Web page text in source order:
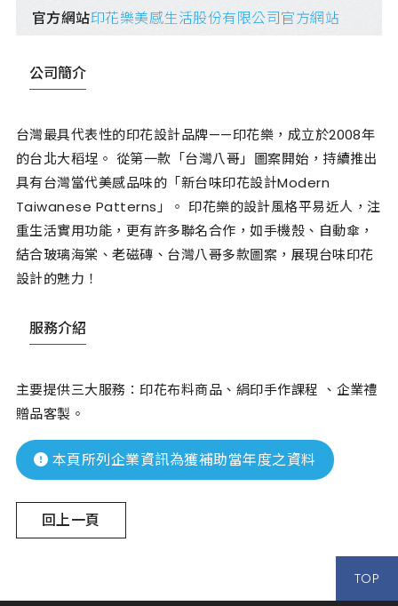
官方網站印花樂美感生活股份有限公司官方網站
公司簡介
台灣最具代表性的印花設計品牌——印花樂，成立於2008年
的台北大稻埕。 從第一款「台灣八哥」圖案開始，持續推出
具有台灣當代美感品味的「新台味印花設計Modern
Taiwanese Patterns」。 印花樂的設計風格平易近人，注
重生活實用功能，更有許多聯名合作，如手機殼、自動傘，
結合玻璃海棠、老磁磚、台灣八哥多款圖案，展現台味印花
設計的魅力！
服務介紹
主要提供三大服務：印花布料商品、絹印手作課程 、企業禮
贈品客製。
本頁所列企業資訊為獲補助當年度之資料
回上一頁
TOP